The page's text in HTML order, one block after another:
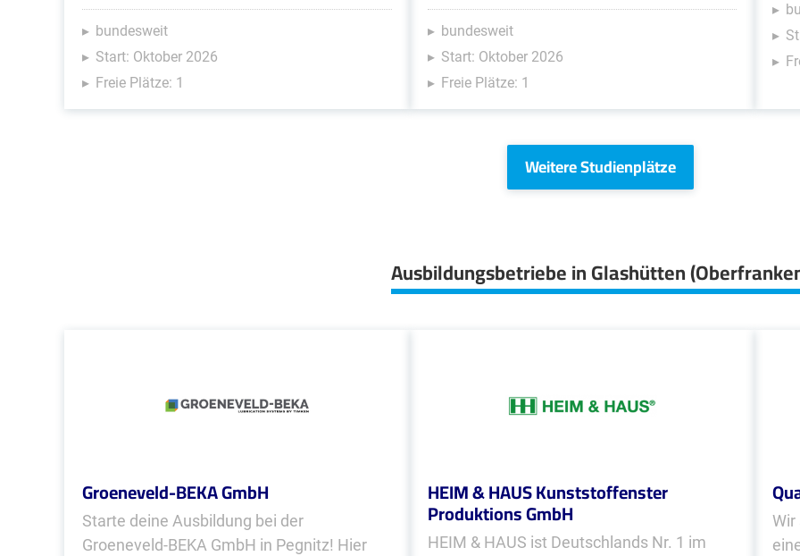
bundesweit
Start: Oktober 2026
Freie Plätze: 1
bundesweit
Start: Oktober 2026
Freie Plätze: 1
Weitere Studienplätze
Ausbildungsbetriebe in Glashütten
Groeneveld-BEKA GmbH
Starte deine Ausbildung bei der
Groeneveld-BEKA GmbH in Pegnitz! Hier
HEIM & HAUS Kunststoffenster
Produktions GmbH
HEIM & HAUS ist Deutschlands Nr. 1 im
Wir